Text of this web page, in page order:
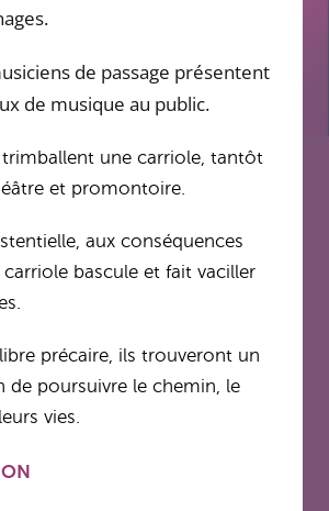
de passage présentent
de musique au public.
une carriole, tantôt
et promontoire.
aux conséquences
carriole bascule et fait vaciller
précaire, ils trouveront un
de poursuivre le chemin, le
vies.